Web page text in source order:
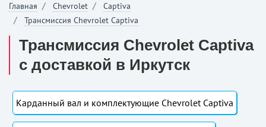
Главная Chevrolet
Captiva
Трансмиссия Chevrolet Captiva
Трансмиссия Chevrolet Captiva
с доставкой в Иркутск
Карданный вал и комплектующие Chevrolet Captiva